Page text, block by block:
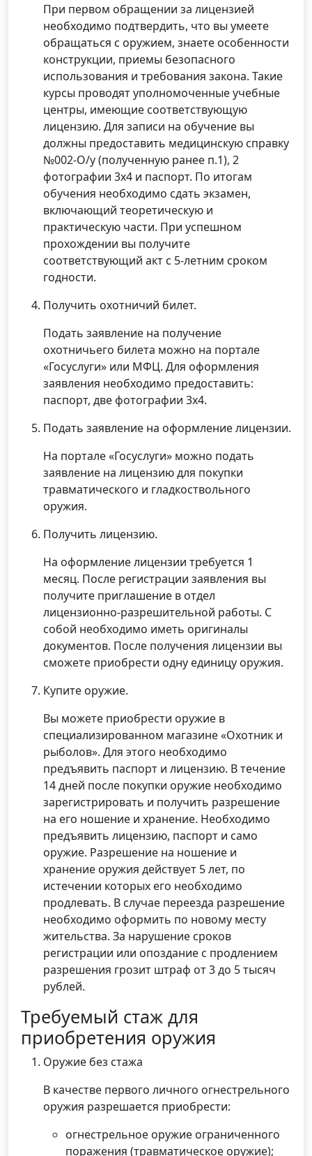
При первом обращении за лицензией
необходимо подтвердить, что вы умеете
обращаться с оружием, знаете особенности
конструкции, приемы безопасного
использования и требования закона. Такие
курсы проводят уполномоченные учебные
центры, имеющие соответствующую
лицензию. Для записи на обучение вы
должны предоставить медицинскую справку
№002-О/у (полученную ранее п.1), 2
фотографии 3х4 и паспорт. По итогам
обучения необходимо сдать экзамен,
включающий теоретическую и
практическую части. При успешном
прохождении вы получите
соответствующий акт с 5-летним сроком
годности.
Получить охотничий билет.
Подать заявление на получение
охотничьего билета можно на портале
«Госуслуги» или МФЦ. Для оформления
заявления необходимо предоставить:
паспорт, две фотографии 3х4.
Подать заявление на оформление лицензии.
На портале «Госуслуги» можно подать
заявление на лицензию для покупки
травматического и гладкоствольного
оружия.
Получить лицензию.
На оформление лицензии требуется 1
месяц. После регистрации заявления вы
получите приглашение в отдел
лицензионно-разрешительной работы. С
собой необходимо иметь оригиналы
документов. После получения лицензии вы
сможете приобрести одну единицу оружия.
Купите оружие.
Вы можете приобрести оружие в
специализированном магазине «Охотник и
рыболов». Для этого необходимо
предъявить паспорт и лицензию. В течение
14 дней после покупки оружие необходимо
зарегистрировать и получить разрешение
на его ношение и хранение. Необходимо
предъявить лицензию, паспорт и само
оружие. Разрешение на ношение и
хранение оружия действует 5 лет, по
истечении которых его необходимо
продлевать. В случае переезда разрешение
необходимо оформить по новому месту
жительства. За нарушение сроков
регистрации или опоздание с продлением
разрешения грозит штраф от 3 до 5 тысяч
рублей.
Требуемый стаж для
приобретения оружия
Оружие без стажа
В качестве первого личного огнестрельного
оружия разрешается приобрести:
огнестрельное оружие ограниченного
поражения (травматическое оружие);